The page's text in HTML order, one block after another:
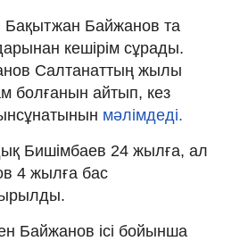
Бақытжан Байжанов та
кешірім сұрады.
Салтанаттың жылы
болғанын айтып, кез
мәлімдеді.
Бишімбаев 24 жылға, ал
4 жылға бас
Байжанов ісі бойынша